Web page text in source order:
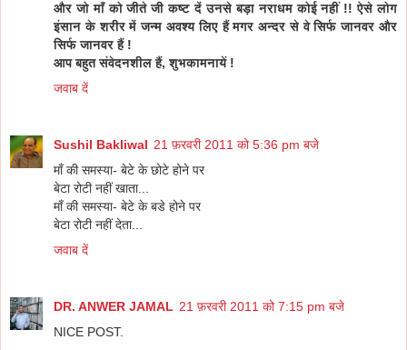
और जो माँ को जीते जी कष्ट दें उनसे बड़ा नराधम कोई नहीं !! ऐसे लोग
इंसान के शरीर में जन्म अवश्य लिए हैं मगर अन्दर से वे सिर्फ जानवर और
सिर्फ जानवर हैं !
आप बहुत संवेदनशील हैं, शुभकामनायें !
जवाब दें
Sushil Bakliwal 21 फ़रवरी 2011 को 5:36 pm बजे
माँ की समस्या- बेटे के छोटे होने पर
बेटा रोटी नहीं खाता...
माँ की समस्या- बेटे के बडे होने पर
बेटा रोटी नहीं देता...
जवाब दें
DR. ANWER JAMAL 21 फ़रवरी 2011 को 7:15 pm बजे
NICE POST.